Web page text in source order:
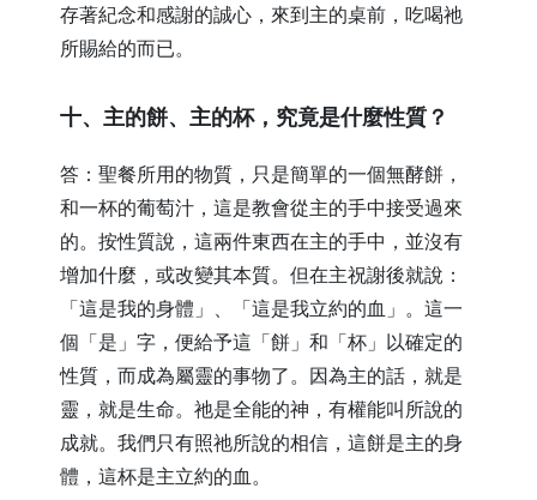
存著紀念和感謝的誠心，來到主的桌前，吃喝祂
所賜給的而已。
​十、主的餅、主的杯，究竟是什麼性質？
答：聖餐所用的物質，只是簡單的一個無酵餅，
和一杯的葡萄汁，這是教會從主的手中接受過來
的。按性質說，這兩件東西在主的手中，並沒有
增加什麼，或改變其本質。但在主祝謝後就說：
「這是我的身體」、「這是我立約的血」。這一
個「是」字，便給予這「餅」和「杯」以確定的
性質，而成為屬靈的事物了。因為主的話，就是
靈，就是生命。祂是全能的神，有權能叫所說的
成就。我們只有照祂所說的相信，這餅是主的身
體，這杯是主立約的血。